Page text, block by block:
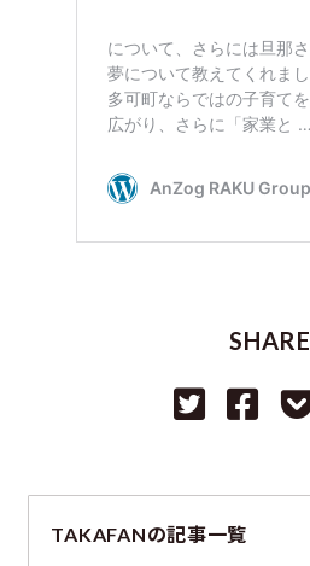
SHARE
TAKAFANの記事一覧